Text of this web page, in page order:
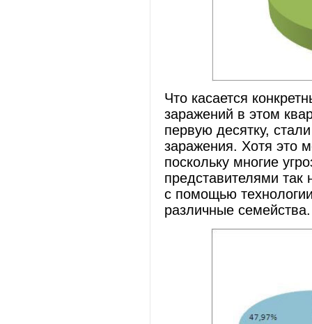
Что касается
заражений в этом
первую десятку,
заражения. Хотя это
поскольку многие
представителями так
с помощью
различные семейства.